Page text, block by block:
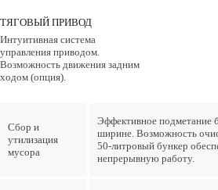
ТЯГОВЫЙ ПРИВОД
Интуитивная система
управления приводом.
Возможность движения задним
ходом (опция).
Сбор и
утилизация
мусора
Эффективное подметание
ширине. Возможность
50-литровый бункер
непрерывную работу.